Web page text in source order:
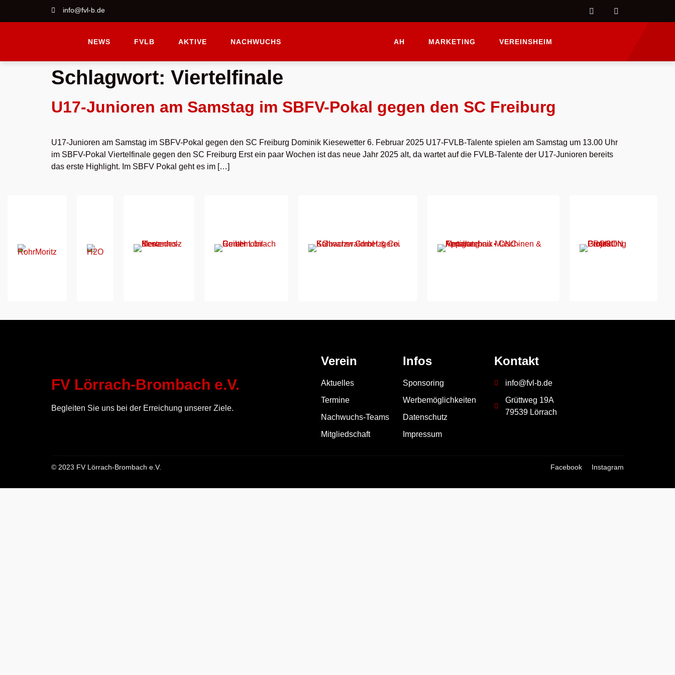
info@fvl-b.de
NEWS FVLB AKTIVE NACHWUCHS AH MARKETING VEREINSHEIM
Schlagwort: Viertelfinale
U17-Junioren am Samstag im SBFV-Pokal gegen den SC Freiburg
U17-Junioren am Samstag im SBFV-Pokal gegen den SC Freiburg Dominik Kiesewetter 6. Februar 2025 U17-FVLB-Talente spielen am Samstag um 13.00 Uhr
im SBFV-Pokal Viertelfinale gegen den SC Freiburg Erst ein paar Wochen ist das neue Jahr 2025 alt, da wartet auf die FVLB-Talente der U17-Junioren bereits
das erste Highlight. Im SBFV Pokal geht es im […]
FV Lörrach-Brombach e.V.
Begleiten Sie uns bei der Erreichung unserer Ziele.
Verein
Aktuelles
Termine
Nachwuchs-Teams
Mitgliedschaft
Infos
Sponsoring
Werbemöglichkeiten
Datenschutz
Impressum
Kontakt
info@fvl-b.de
Grüttweg 19A
79539 Lörrach
© 2023 FV Lörrach-Brombach e.V. Facebook Instagram